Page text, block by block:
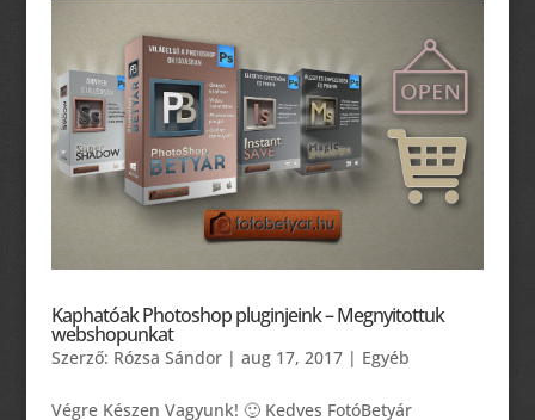
Kaphatóak Photoshop pluginjeink – Megnyitottuk
webshopunkat
Szerző: Rózsa Sándor| aug 17, 2017| Egyéb
Végre Készen Vagyunk! 🙂 Kedves FotóBetyár